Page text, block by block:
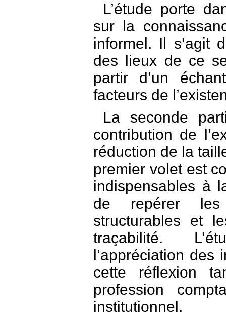
L’étude porte
sur la
informel. Il s’agit
des lieux de ce
partir d’un
facteurs de
La seconde
contribution de
réduction de la
premier volet est
indispensables à
de repérer les
structurables et
traçabilité.
l’appréciation
cette réflexion
profession
institutionnel.